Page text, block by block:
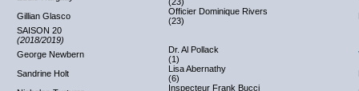
Gillian Glasco
Officier Dominique Rivers
(23)
SAISON 20
(2018/2019)
George Newbern
Dr. Al Pollack
(1)
Sandrine Holt
Lisa Abernathy
(6)
Inspecteur Frank Bucci